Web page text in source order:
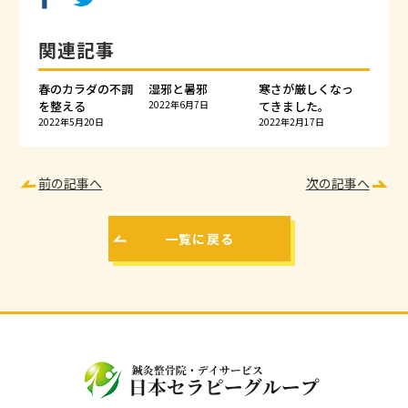
関連記事
春のカラダの不調
を整える
2022年5月20日
湿邪と暑邪
2022年6月7日
寒さが厳しくなっ
てきました。
2022年2月17日
前の記事へ 次の記事へ
一覧に戻る